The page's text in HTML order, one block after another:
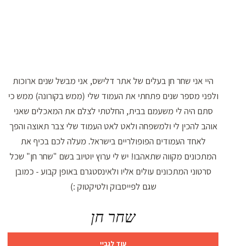
היי אני שחר חן בעלים של אתר דלישס, אני מבשל שנים ארוכות
ולפני מספר שנים פתחתי את העמוד שלי (ממש בקורונה) ממש כי
סתם היה לי משעמם בבית, החלטתי לצלם את המאכלים שאני
אוהב להכין לי ולמשפחה ולאט לאט העמוד שלי צבר תאוצה והפך
לאחד העמודים הפופולריים בישראל. מעלה לכם בכיף את
המתכונים מקווה שתאהבו! יש לי ערוץ יוטיוב בשם "שחר חן" שכל
סרטוני המתכונים עולים אליו ולאינסטגרם באופן קבוע - כמובן
שגם לפייסבוק ולטיקטוק :)
שחר חן
עוד לגביי